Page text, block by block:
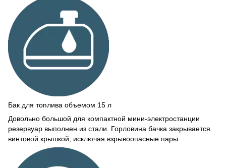
Бак для топлива объемом 15 л
Довольно большой для компактной мини-электростанции
резервуар выполнен из стали. Горловина бачка закрывается
винтовой крышкой, исключая взрывоопасные пары.